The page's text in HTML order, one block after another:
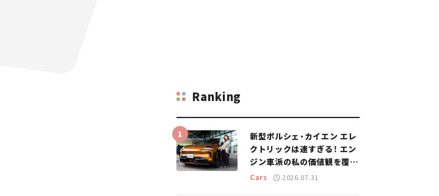
Ranking
新型ポルシェ・カイエン エレ
クトリックは速すぎる！ エン
ジン車派の私の価値観を覆し
た、新しいポルシェの走り。
Cars 2026.07.31